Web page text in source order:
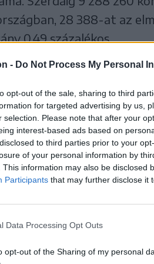
- Do Not Process My Personal
opt-out of the sale, sharing to third
for targeted advertising by us,
selection. Please note that after your
interest-based ads based on
to third parties prior to your
of your personal information by
This information may also be disclosed
Participants that may further disclose it
Data Processing Opt Outs
opt-out of the Sharing of my personal
28 388-at az
0,49 százalékos.
koronavírussal
jelentés – a most
hónapokban történt,
383-ra emelkedett a
száma. Intenzív
gyógyultnak
illeti,